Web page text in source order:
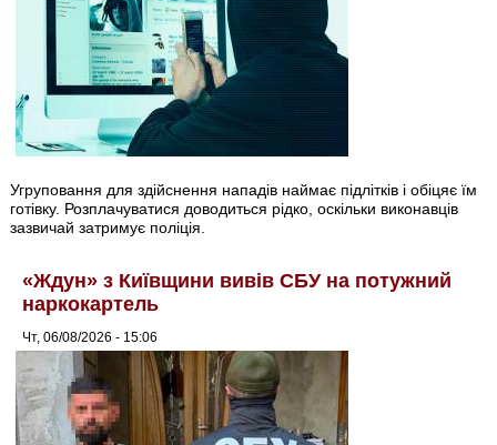
Угруповання для здійснення нападів наймає підлітків і обіцяє їм
готівку. Розплачуватися доводиться рідко, оскільки виконавців
зазвичай затримує поліція.
«Ждун» з Київщини вивів СБУ на потужний
наркокартель
Чт, 06/08/2026 - 15:06